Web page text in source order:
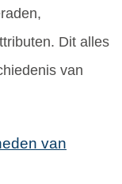
Dit alles
van
van